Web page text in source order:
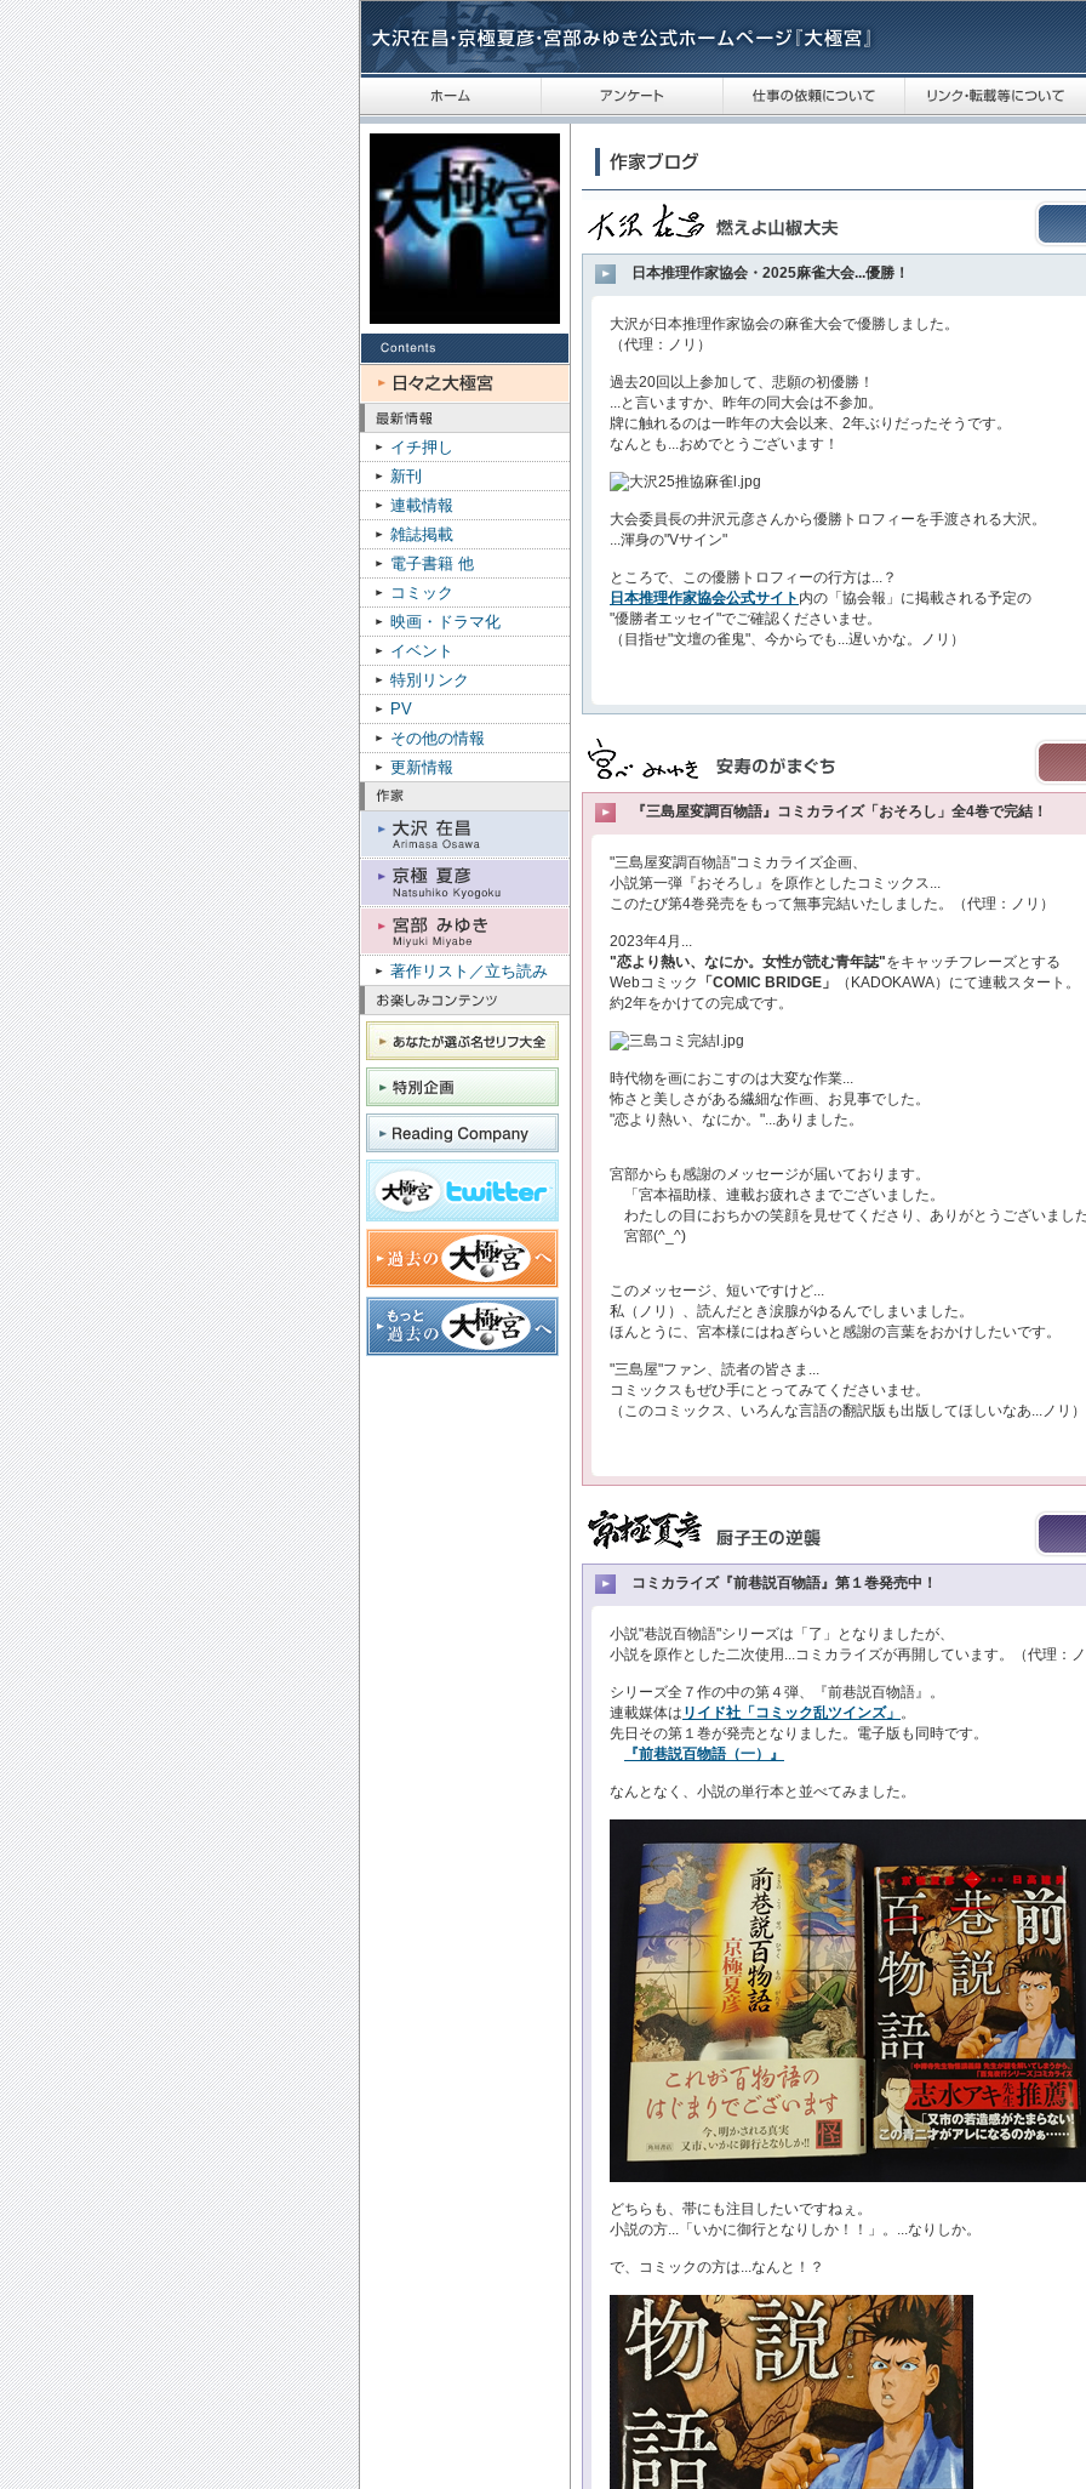
イチ押し
新刊
連載情報
雑誌掲載
電子書籍 他
コミック
映画・ドラマ化
イベント
特別リンク
PV
その他の情報
更新情報
著作リスト／立ち読み
日本推理作家協会・2025麻雀大会...優勝！
大沢が日本推理作家協会の麻雀大会で優勝しました。
（代理：ノリ）
過去20回以上参加して、悲願の初優勝！
...と言いますか、昨年の同大会は不参加。
牌に触れるのは一昨年の大会以来、2年ぶりだったそうです。
なんとも...おめでとうございます！
大会委員長の井沢元彦さんから優勝トロフィーを手渡される大沢。
...渾身の"Vサイン"
ところで、この優勝トロフィーの行方は...？
日本推理作家協会公式サイト 内の「協会報」に掲載される予定の
"優勝者エッセイ"でご確認くださいませ。
（目指せ"文壇の雀鬼"、今からでも...遅いかな。ノリ）
『三島屋変調百物語』コミカライズ「おそろし」全4巻で完結！
"三島屋変調百物語"コミカライズ企画、
小説第一弾『おそろし』を原作としたコミックス...
このたび第4巻発売をもって無事完結いたしました。（代理：ノリ）
2023年4月...
"恋より熱い、なにか。女性が読む青年誌"をキャッチフレーズとする
Webコミック
「COMIC BRIDGE」
（KADOKAWA）にて連載スタート。
約2年をかけての完成です。
時代物を画におこすのは大変な作業...
怖さと美しさがある繊細な作画、お見事でした。
"恋より熱い、なにか。"...ありました。
宮部からも感謝のメッセージが届いております。
「宮本福助様、連載お疲れさまでございました。
わたしの目におちかの笑顔を見せてくださり、ありがとうございまし
宮部(^_^)ゞ
このメッセージ、短いですけど...
私（ノリ）、読んだとき涙腺がゆるんでしまいました。
ほんとうに、宮本様にはねぎらいと感謝の言葉をおかけしたいです。
"三島屋"ファン、読者の皆さま...
コミックスもぜひ手にとってみてくださいませ。
（このコミックス、いろんな言語の翻訳版も出版してほしいなあ...ノリ）
コミカライズ『前巷説百物語』第１巻発売中！
小説"巷説百物語"シリーズは「了」となりましたが、
小説を原作とした二次使用...コミカライズが再開しています。（代理：
シリーズ全７作の中の第４弾、『前巷説百物語』。
連載媒体は リイド社「コミック乱ツインズ」 。
先日その第１巻が発売となりました。電子版も同時です。
『前巷説百物語（一）』
なんとなく、小説の単行本と並べてみました。
どちらも、帯にも注目したいですねぇ。
小説の方...「いかに御行となりしか！！」。...なりしか。
で、コミックの方は...なんと！？